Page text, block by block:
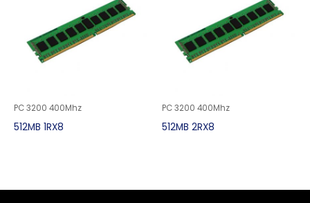
PC 3200 400Mhz
512MB 1RX8
PC 3200 400Mhz
512MB 2RX8